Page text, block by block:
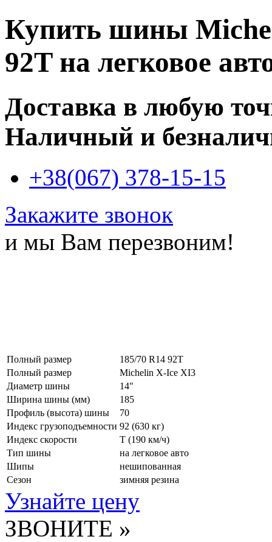
Купить шины
92Tна легковое
Доставка в любую
Наличный и
+38(067) 378-15-15
Закажите звонок
и мы Вам перезвоним!
Полный размер
185/70 R14 92T
Полный размер
Michelin X-Ice XI3
Диаметр шины
14"
Ширина шины (мм)
185
Профиль (высота) шины
70
Индекс грузоподъемности 92 (630 кг)
Индекс скорости
T (190 км/ч)
Тип шины
на легковое авто
Шипы
нешипованная
Сезон
зимняя резина
Узнайте цену
ЗВОНИТЕ »